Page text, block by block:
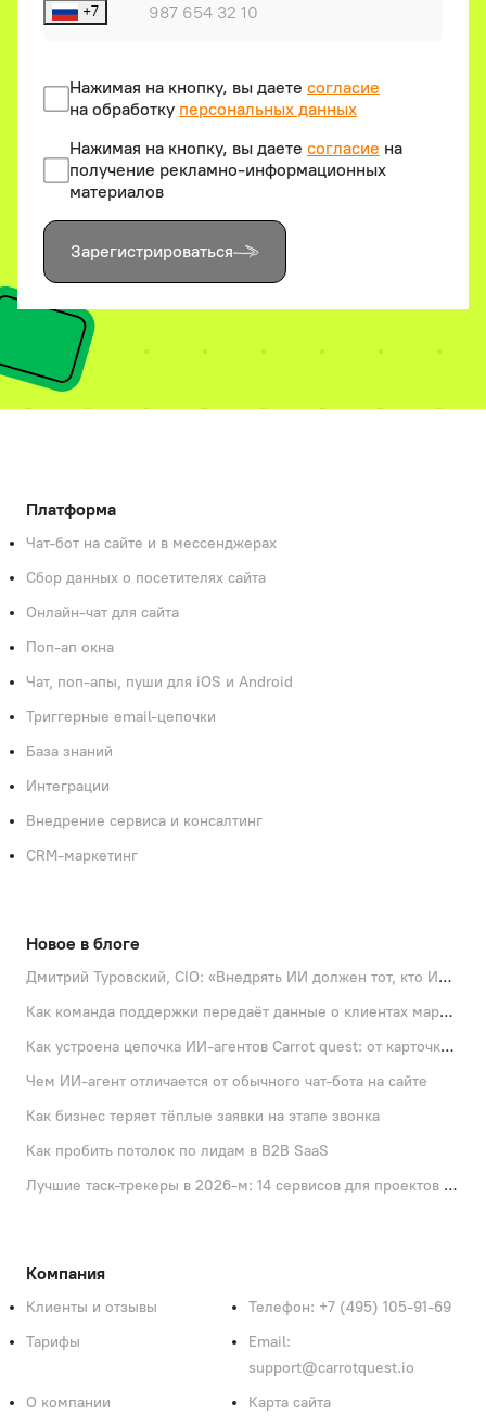
отчёты,
руководителю
в реальном
+7
Нажимая на кнопку, вы даете согласие
на обработку персональных данных
Нажимая на кнопку, вы даете согласие на
получение рекламно-информационных
материалов
Зарегистрироваться
Платформа
Чат-бот на сайте и в мессенджерах
Сбор данных о посетителях сайта
Онлайн-чат для сайта
Поп-ап окна
Чат, поп‑апы, пуши для iOS и Android
Триггерные email-цепочки
База знаний
Интеграции
Внедрение сервиса и консалтинг
CRM‑маркетинг
Новое в блоге
Дмитрий Туровский, CIO: «Внедрять ИИ должен тот, кто ИИ не любит»
Как команда поддержки передаёт данные о клиентах маркетингу
Как устроена цепочка ИИ-агентов Carrot quest: от карточки лида до записи на встречу
Чем ИИ-агент отличается от обычного чат-бота на сайте
Как бизнес теряет тёплые заявки на этапе звонка
Как пробить потолок по лидам в B2B SaaS
Лучшие таск-трекеры в 2026-м: 14 сервисов для проектов и личных задач
Компания
Клиенты и отзывы
Телефон: +7 (495) 105‑91‑69
Тарифы
Email:
support@carrotquest.io
О компании
Карта сайта